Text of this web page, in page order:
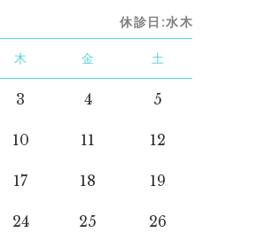
休診日:水木
木 金 土
3 4 5
10 11 12
17 18 19
24 25 26